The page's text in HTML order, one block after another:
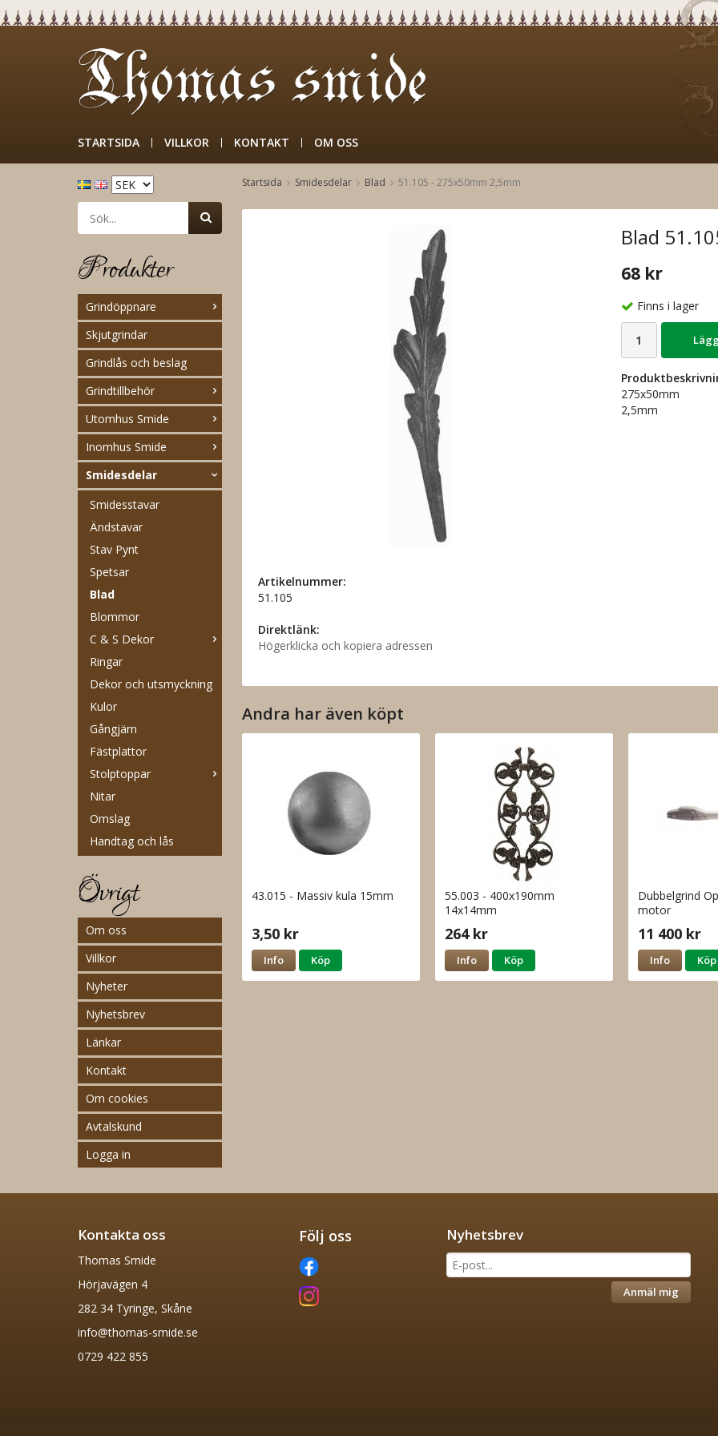
STARTSIDA VILLKOR KONTAKT OM OSS
Produkter
Grindöppnare
Skjutgrindar
Grindlås och beslag
Grindtillbehör
Utomhus Smide
Inomhus Smide
Smidesdelar
Smidesstavar
Ändstavar
Stav Pynt
Spetsar
Blad
Blommor
C & S Dekor
Ringar
Dekor och utsmyckning
Kulor
Gångjärn
Fästplattor
Stolptoppar
Nitar
Omslag
Handtag och lås
Övrigt
Om oss
Villkor
Nyheter
Nyhetsbrev
Länkar
Kontakt
Om cookies
Avtalskund
Logga in
Startsida Smidesdelar Blad 51.105 - 275x50mm 2,5mm
Blad
68 kr
Finns i lager
275x50mm
2,5mm
Artikelnummer:
51.105
Direktlänk:
Högerklicka och kopiera adressen
Andra har även köpt
43.015 - Massiv kula 15mm
3,50 kr
Info Köp
55.003 - 400x190mm
14x14mm
264 kr
Info Köp
Dubbelgrind
motor
11 400 kr
Info Köp
Kontakta oss
Thomas Smide
Hörjavägen 4
282 34 Tyringe, Skåne
info@thomas-smide.se
0729 422 855
Följ oss Nyhetsbrev
Anmäl mig